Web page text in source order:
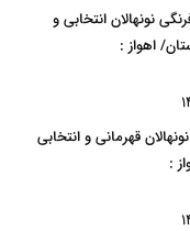
نونهالان انتخابی و
اهواز :
قهرمانی و انتخابی
: